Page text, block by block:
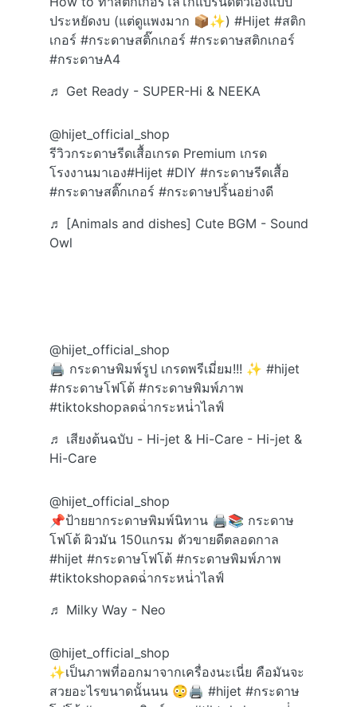
ประหยัดงบ (แต่ดูแพงมาก 📦✨️) #Hijet #สติก
เกอร์ #กระดาษสติ๊กเกอร์ #กระดาษสติกเกอร์
#กระดาษA4
♬ Get Ready - SUPER-Hi & NEEKA
@hijet_official_shop
รีวิวกระดาษรีดเสื้อเกรด Premium เกรด
โรงงานมาเอง#Hijet #DIY #กระดาษรีดเสื้อ
#กระดาษสติ๊กเกอร์ #กระดาษปริ้นอย่างดี
♬ [Animals and dishes] Cute BGM - Sound
Owl
@hijet_official_shop
🖨️ กระดาษพิมพ์รูป เกรดพรีเมี่ยม!!! ✨ #hijet
#กระดาษโฟโต้ #กระดาษพิมพ์ภาพ
#tiktokshopลดฉ่ํากระหน่ําไลฟ์
♬ เสียงต้นฉบับ - Hi-jet & Hi-Care - Hi-jet &
Hi-Care
@hijet_official_shop
📌ป้ายยากระดาษพิมพ์นิทาน 🖨️📚 กระดาษ
โฟโต้ ผิวมัน 150แกรม ตัวขายดีตลอดกาล
#hijet #กระดาษโฟโต้ #กระดาษพิมพ์ภาพ
#tiktokshopลดฉ่ํากระหน่ําไลฟ์
♬ Milky Way - Neo
@hijet_official_shop
✨เป็นภาพที่ออกมาจากเครื่องนะเนี่ย คือมันจะ
สวยอะไรขนาดนั้นนน 😳🖨️ #hijet #กระดาษ